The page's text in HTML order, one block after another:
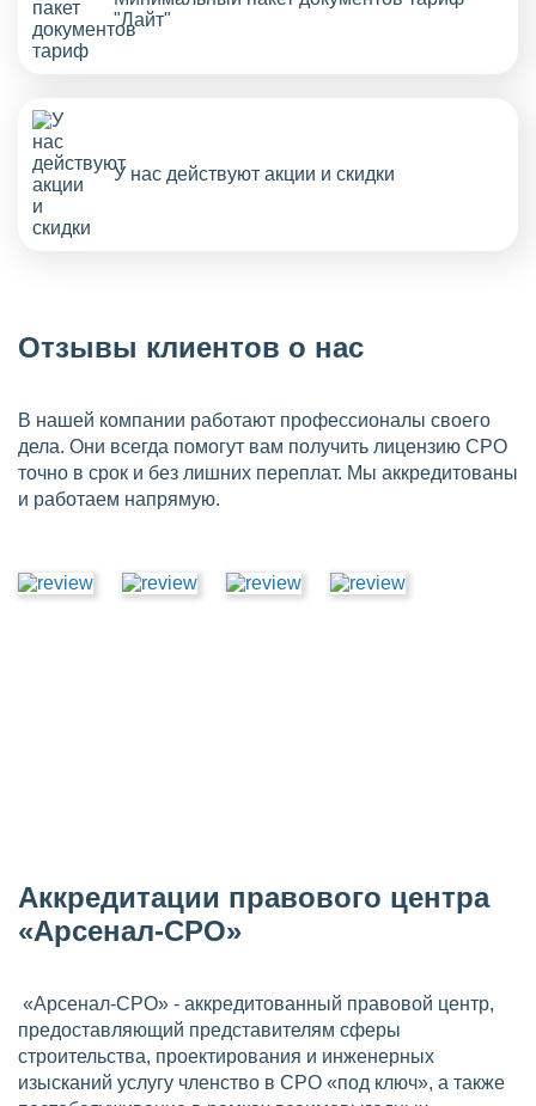
"Лайт"
У нас действуют акции и скидки
Отзывы клиентов о нас
В нашей компании работают профессионалы своего
дела. Они всегда помогут вам получить лицензию СРО
точно в срок и без лишних переплат. Мы аккредитованы
и работаем напрямую.
Аккредитации правового центра
«Арсенал-СРО»
«Арсенал-СРО» - аккредитованный правовой центр,
предоставляющий представителям сферы
строительства, проектирования и инженерных
изысканий услугу членство в СРО «под ключ», а также